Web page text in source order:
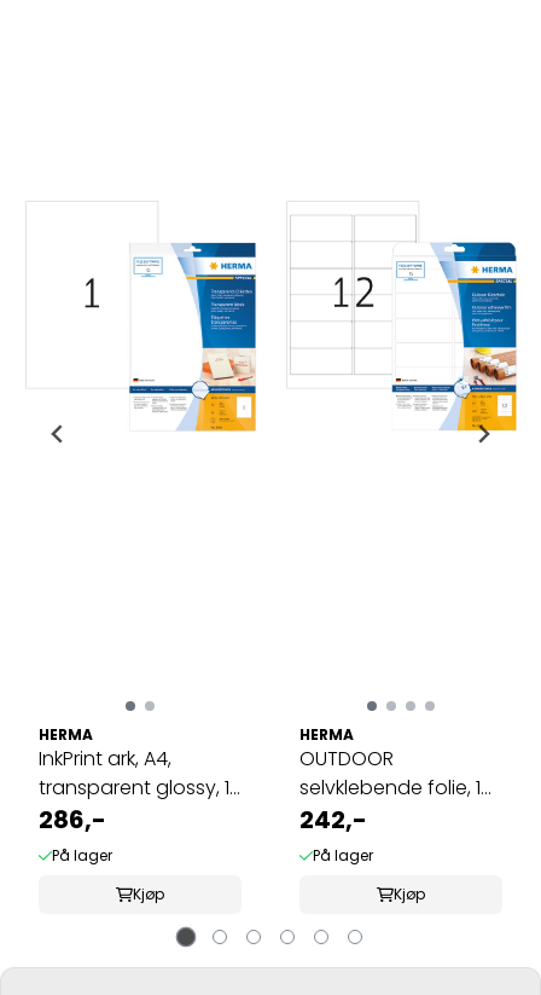
HERMA
InkPrint ark, A4,
transparent glossy, 10
ark, ...
286,-
På lager
Kjøp
HERMA
OUTDOOR
selvklebende folie, 10
ark 99.1x42.3 hvit ...
242,-
På lager
Kjøp